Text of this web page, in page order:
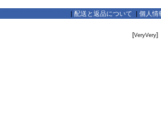
| 配送と返品について | 個人情
[VeryVery]